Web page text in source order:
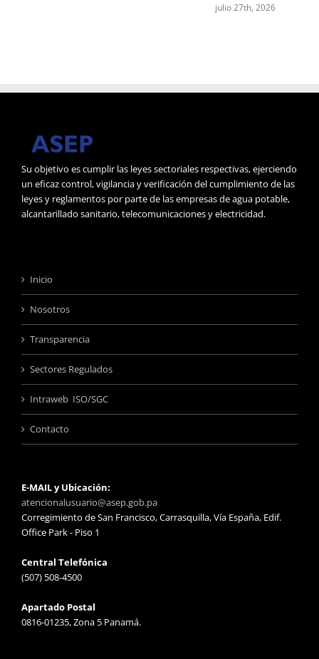
julio 27th, 2026
Su objetivo es cumplir las leyes sectoriales respectivas, ejerciendo
un eficaz control, vigilancia y verificación del cumplimiento de las
leyes y reglamentos por parte de las empresas de agua potable,
alcantarillado sanitario, telecomunicaciones y electricidad.
Inicio
Nosotros
Transparencia
Sectores Regulados
Intraweb ISO/SGC
Contacto
E-MAIL y Ubicación:
atencionalusuario@asep.gob.pa
Corregimiento de San Francisco, Carrasquilla, Vía España, Edif.
Office Park - Piso 1
Central Telefónica
(507) 508-4500
Apartado Postal
0816-01235, Zona 5 Panamá.